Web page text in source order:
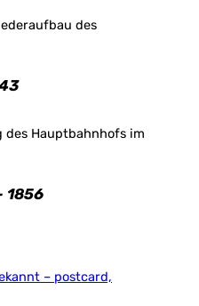
des
des Hauptbahnhofs im
1856
– postcard,